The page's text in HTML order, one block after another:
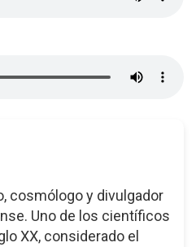
cosmólogo y divulgador
Uno de los científicos
XX, considerado el